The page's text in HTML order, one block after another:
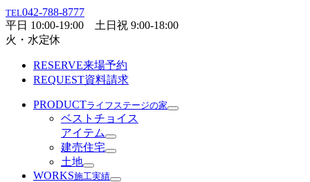
TEL042-788-8777
平日 10:00-19:00 土日祝 9:00-18:00
火・水定休
RESERVE来場予約
REQUEST資料請求
PRODUCTライフステージの家
ベストチョイス
アイテム
建売住宅
土地
WORKS施工実績